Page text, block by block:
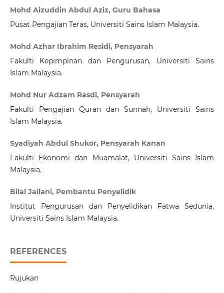
Mohd Aizuddin Abdul Aziz, Guru Bahasa
Pusat Pengajian Teras, Universiti Sains Islam Malaysia.
Mohd Azhar Ibrahim Residi, Pensyarah
Fakulti Kepimpinan dan Pengurusan, Universiti Sains
Islam Malaysia.
Mohd Nur Adzam Rasdi, Pensyarah
Fakulti Pengajian Quran dan Sunnah, Universiti Sains
Islam Malaysia.
Syadiyah Abdul Shukor, Pensyarah Kanan
Fakulti Ekonomi dan Muamalat, Universiti Sains Islam
Malaysia.
Bilal Jailani, Pembantu Penyelidik
Institut Pengurusan dan Penyelidikan Fatwa Sedunia,
Universiti Sains Islam Malaysia.
REFERENCES
Rujukan